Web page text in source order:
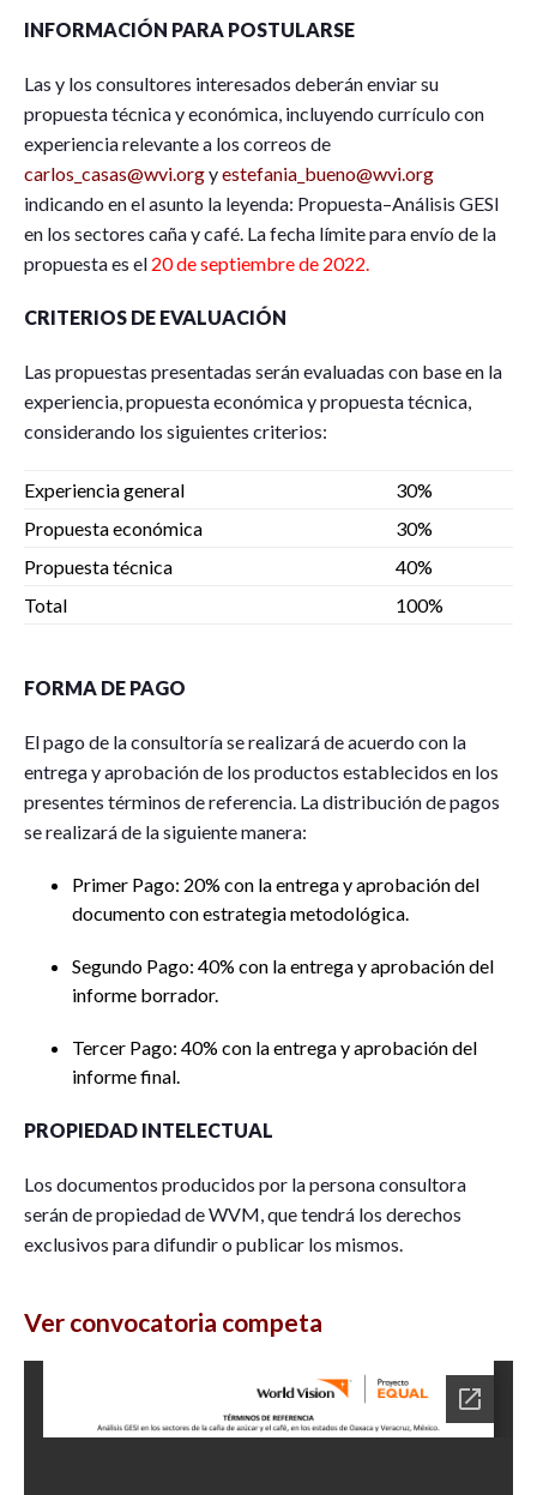
INFORMACIÓN PARA POSTULARSE
Las y los consultores interesados deberán enviar su
propuesta técnica y económica, incluyendo currículo con
experiencia relevante a los correos de
carlos_casas@wvi.orgyestefania_bueno@wvi.org
indicando en el asunto la leyenda: Propuesta–Análisis GESI
en los sectores caña y café. La fecha límite para envío de la
propuesta es el 20 de septiembre de 2022.
CRITERIOS DE EVALUACIÓN
Las propuestas presentadas serán evaluadas con base en la
experiencia, propuesta económica y propuesta técnica,
considerando los siguientes criterios:
Experiencia general
30%
Propuesta económica
30%
Propuesta técnica
40%
Total
100%
FORMA DE PAGO
El pago de la consultoría se realizará de acuerdo con la
entrega y aprobación de los productos establecidos en los
presentes términos de referencia. La distribución de pagos
se realizará de la siguiente manera:
Primer Pago: 20% con la entrega y aprobación del
documento con estrategia metodológica.
Segundo Pago: 40% con la entrega y aprobación del
informe borrador.
Tercer Pago: 40% con la entrega y aprobación del
informe final.
PROPIEDAD INTELECTUAL
Los documentos producidos por la persona consultora
serán de propiedad de WVM, que tendrá los derechos
exclusivos para difundir o publicar los mismos.
Ver convocatoria competa